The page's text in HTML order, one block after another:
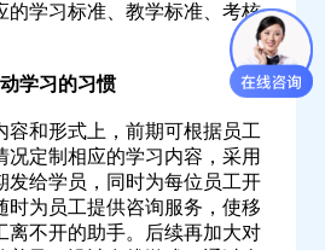
的学习标准、教学标准、考核
学习的习惯
和形式上，前期可根据员工
况定制相应的学习内容，采用
发给学员，同时为每位员工开
时为员工提供咨询服务，使移
离不开的助手。后续再加大对